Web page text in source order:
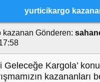
yurticikargo
kazanan Gönderen:
Geleceğe Kargola’
kazananları